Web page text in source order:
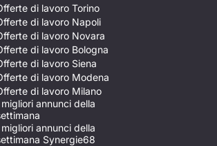
di lavoro Torino
di lavoro Napoli
di lavoro Novara
di lavoro Bologna
di lavoro Siena
di lavoro Modena
di lavoro Milano
migliori annunci della
migliori annunci della
Synergie68